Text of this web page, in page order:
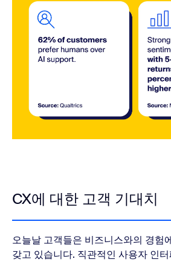
CX에 대한 고객 기대치
오늘날 고객들은 비즈니스와의 경험
갖고 있습니다. 직관적인 사용자 인